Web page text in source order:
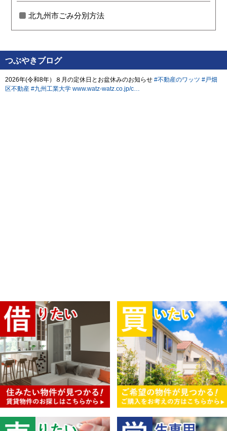
北九州市ごみ分別方法
つぶやきブログ